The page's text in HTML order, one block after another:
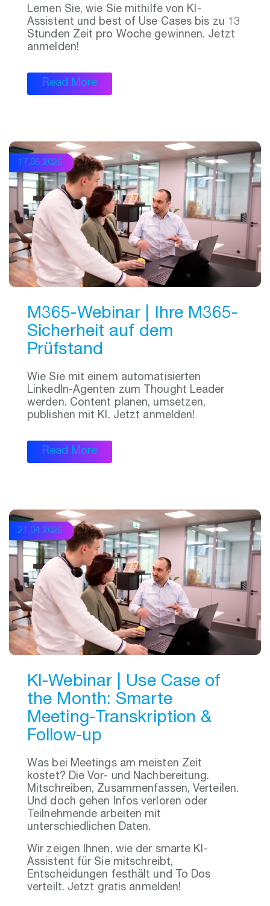
Lernen Sie, wie Sie mithilfe von KI-
Assistent und best of Use Cases bis zu 13
Stunden Zeit pro Woche gewinnen. Jetzt
anmelden!
Read More
17.06.2026
M365-Webinar | Ihre M365-
Sicherheit auf dem
Prüfstand
Wie Sie mit einem automatisierten
LinkedIn-Agenten zum Thought Leader
werden. Content planen, umsetzen,
publishen mit KI. Jetzt anmelden!
Read More
21.04.2026
KI-Webinar | Use Case of
the Month: Smarte
Meeting‑Transkription &
Follow‑up
Was bei Meetings am meisten Zeit
kostet? Die Vor- und Nachbereitung.
Mitschreiben, Zusammenfassen, Verteilen.
Und doch gehen Infos verloren oder
Teilnehmende arbeiten mit
unterschiedlichen Daten.
Wir zeigen Ihnen, wie der smarte KI-
Assistent für Sie mitschreibt,
Entscheidungen festhält und To Dos
verteilt. Jetzt gratis anmelden!